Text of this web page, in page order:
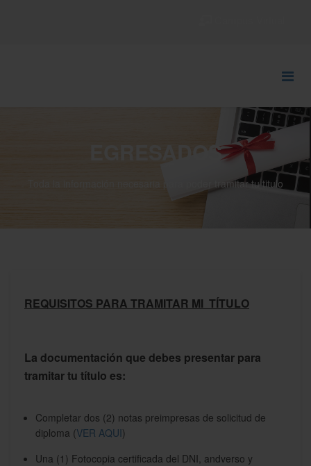
EGRESADOS
Toda la información necesaria para poder tramitar tu titulo
REQUISITOS PARA TRAMITAR MI TÍTULO
La documentación que debes presentar para
tramitar tu título es:
Completar dos (2) notas preimpresas de solicitud de
diploma (VER AQUI)
Una (1) Fotocopia certificada del DNI, andverso y